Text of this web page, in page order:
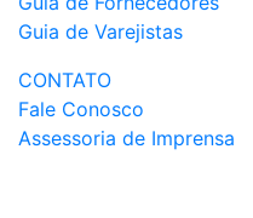
Guia de Varejistas
CONTATO
Fale Conosco
Assessoria de Imprensa